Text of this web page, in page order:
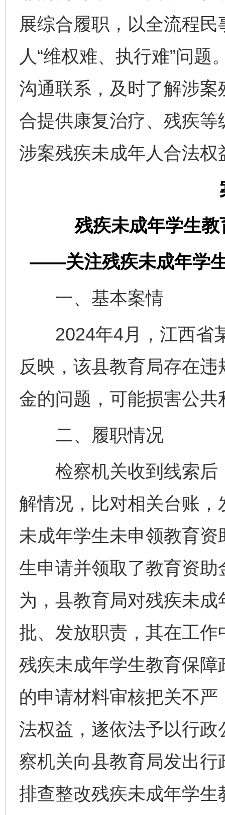
展综合履职，以全流程
人“维权难、执行难”问
沟通联系，及时了解涉
合提供康复治疗、残疾
涉案残疾未成年人合法权
残疾未成年学生
——关注残疾未成年学
一、基本案情
2024年4月，江西省
反映，该县教育局存在
金的问题，可能损害公共
二、履职情况
检察机关收到线索后
解情况，比对相关台账
未成年学生未申领教育
生申请并领取了教育资
为，县教育局对残疾未
批、发放职责，其在工
残疾未成年学生教育保
的申请材料审核把关不
法权益，遂依法予以行
察机关向县教育局发出
排查整改残疾未成年学